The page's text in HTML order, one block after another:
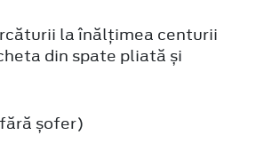
la înălțimea centurii
din spate pliată și
șofer)